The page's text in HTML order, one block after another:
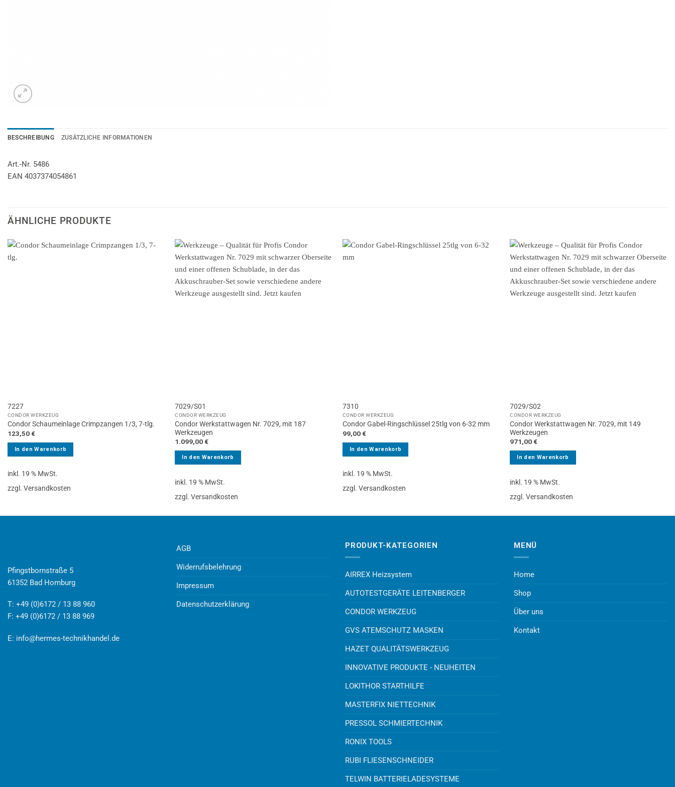
BESCHREIBUNG ZUSÄTZLICHE INFORMATIONEN
Art.-Nr. 5486
EAN 4037374054861
ÄHNLICHE PRODUKTE
7227
CONDOR WERKZEUG
Condor Schaumeinlage Crimpzangen 1/3, 7-tlg.
123,50€
In den Warenkorb
inkl. 19 % MwSt.
zzgl. Versandkosten
7029/S01
CONDOR WERKZEUG
Condor Werkstattwagen Nr. 7029, mit 187
Werkzeugen
1.099,00€
In den Warenkorb
inkl. 19 % MwSt.
zzgl. Versandkosten
7310
CONDOR WERKZEUG
Condor Gabel-Ringschlüssel 25tlg von 6-32 mm
99,00€
In den Warenkorb
inkl. 19 % MwSt.
zzgl. Versandkosten
7029/S02
CONDOR WERKZEUG
Condor Werkstattwagen Nr. 7029, mit 149
Werkzeugen
971,00€
In den Warenkorb
inkl. 19 % MwSt.
zzgl. Versandkosten
Pfingstbornstraße 5
61352 Bad Homburg
T: +49 (0)6172 / 13 88 960
F: +49 (0)6172 / 13 88 969
E: info@hermes-technikhandel.de
AGB
Widerrufsbelehrung
Impressum
Datenschutzerklärung
PRODUKT-KATEGORIEN
AIRREX Heizsystem
AUTOTESTGERÄTE LEITENBERGER
CONDOR WERKZEUG
GVS ATEMSCHUTZ MASKEN
HAZET QUALITÄTSWERKZEUG
INNOVATIVE PRODUKTE - NEUHEITEN
LOKITHOR STARTHILFE
MASTERFIX NIETTECHNIK
PRESSOL SCHMIERTECHNIK
RONIX TOOLS
RUBI FLIESENSCHNEIDER
TELWIN BATTERIELADESYSTEME
MENÜ
Home
Shop
Über uns
Kontakt